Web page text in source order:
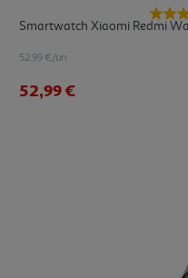
Smartwatch Xiaomi Redmi
52.99 €/un
52,99 €